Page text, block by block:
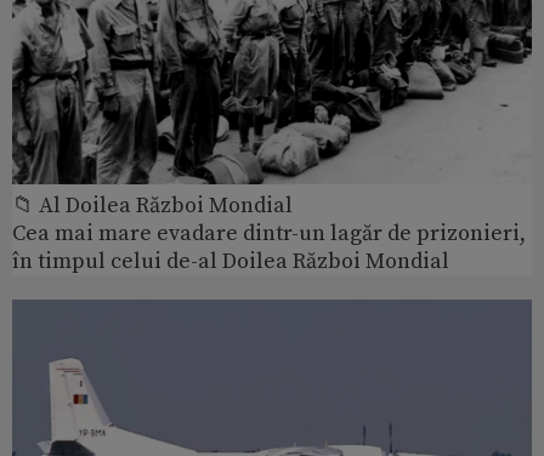
📁 Al Doilea Război Mondial
Cea mai mare evadare dintr-un lagăr de prizonieri,
în timpul celui de-al Doilea Război Mondial